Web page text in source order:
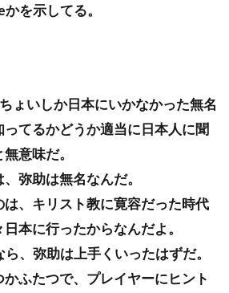
を示してる。
ょいしか日本にいかなかった無名
てるかどうか適当に日本人に聞
意味だ。
弥助は無名なんだ。
、キリスト教に寛容だった時代
本に行ったからなんだよ。
、弥助は上手くいったはずだ。
かふたつで、プレイヤーにヒント